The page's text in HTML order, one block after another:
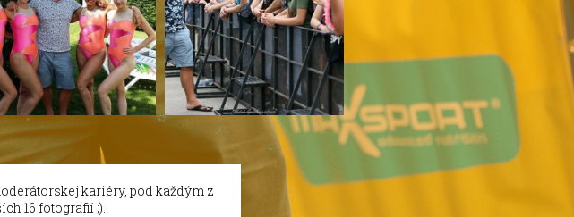
kariéry, pod každým z
16 fotografií ;).